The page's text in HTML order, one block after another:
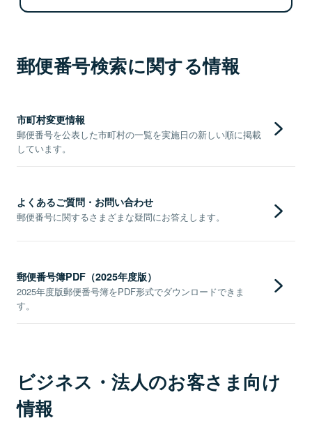
郵便番号検索に関する情報
市町村変更情報
郵便番号を公表した市町村の一覧を実施日の新しい順に掲載
しています。
よくあるご質問・お問い合わせ
郵便番号に関するさまざまな疑問にお答えします。
郵便番号簿PDF（2025年度版）
2025年度版郵便番号簿をPDF形式でダウンロードできま
す。
ビジネス・法人のお客さま向け
情報